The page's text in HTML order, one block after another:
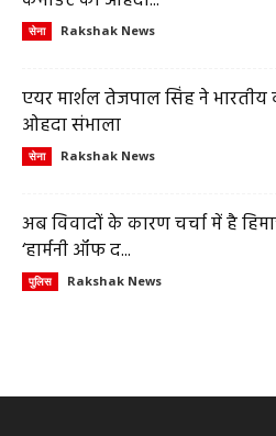
सेना Rakshak News
एयर मार्शल तेजपाल सिंह ने
ओहदा संभाला
सेना Rakshak News
अब विवादों के कारण चर्चा में है
‘हार्मनी ऑफ द...
पुलिस Rakshak News